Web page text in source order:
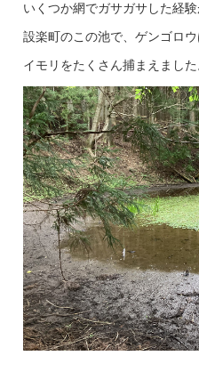
いくつか網でガサガサした経験
設楽町のこの池で、ゲンゴロウ
イモリをたくさん捕まえました